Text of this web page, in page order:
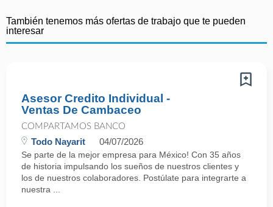
También tenemos más ofertas de trabajo que te pueden
interesar
Asesor Credito Individual -
Ventas De Cambaceo
COMPARTAMOS BANCO
Todo Nayarit 04/07/2026
Se parte de la mejor empresa para México! Con 35 años
de historia impulsando los sueños de nuestros clientes y
los de nuestros colaboradores. Postúlate para integrarte a
nuestra ...